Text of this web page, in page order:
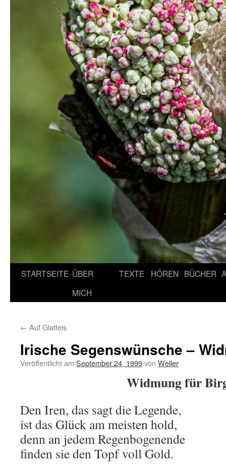
STARTSEITE ÜBER
MICH
TEXTE HÖREN BÜCHER
← Auf Glatteis
Irische Segenswünsche –
Veröffentlicht am September 24, 1999von Weller
Widmung für
Den Iren, das sagt die Legende,
ist das Glück am meisten hold,
denn an jedem Regenbogenende
finden sie den Topf voll Gold.